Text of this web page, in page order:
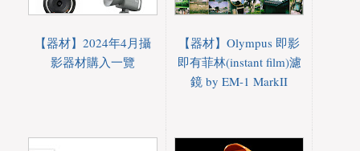
【器材】2024年4月攝
影器材購入一覽
【器材】Olympus 即影
即有菲林(instant film)濾
鏡 by EM-1 MarkII